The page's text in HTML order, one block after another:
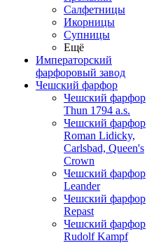
Салфетницы
Икорницы
Супницы
Ещё
Императорский
фарфоровый завод
Чешский фарфор
Чешский фарфор
Thun 1794 a.s.
Чешский фарфор
Roman Lidicky,
Carlsbad, Queen's
Crown
Чешский фарфор
Leander
Чешский фарфор
Repast
Чешский фарфор
Rudolf Kampf